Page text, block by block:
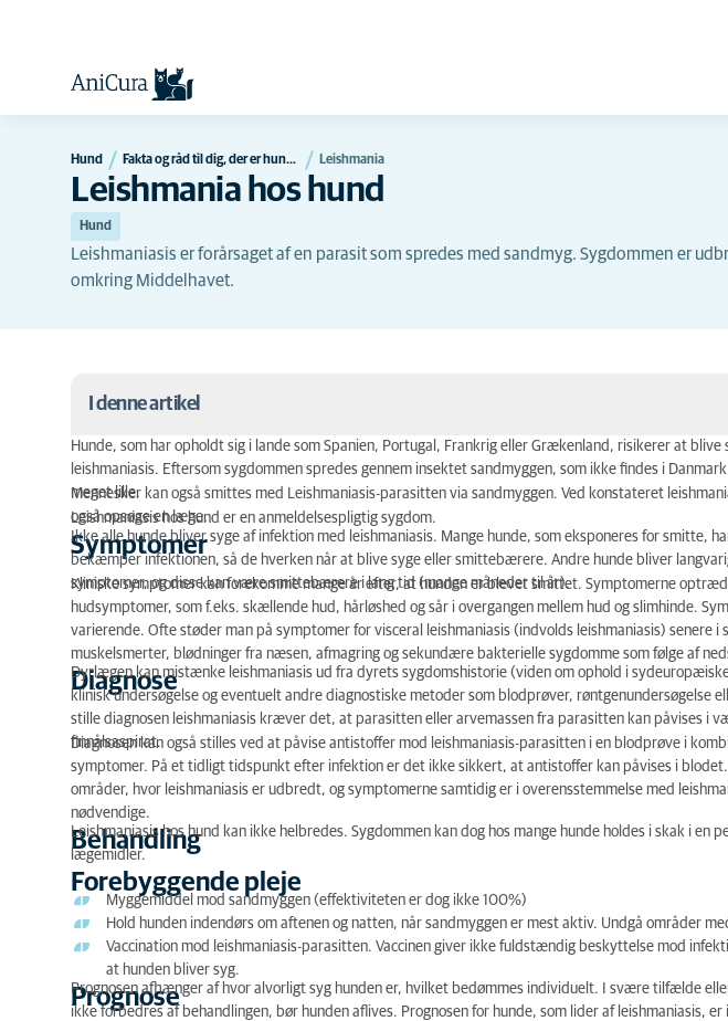
Hund Fakta og råd til dig, der er hundeejer Leishmania
Leishmania hos hund
Hund
Leishmaniasis er forårsaget af en parasit som spredes med sandmyg. Sygdommen er
omkring Middelhavet.
I denne artikel
Symptomer
Diagnose
Behandling
Forebyggende pleje
Prognose
Hunde, som har opholdt sig i lande som Spanien, Portugal, Frankrig eller Grækenland, risikerer at
leishmaniasis. Eftersom sygdommen spredes gennem insektet sandmyggen, som ikke findes i
meget lille.
Mennesker kan også smittes med Leishmaniasis-parasitten via sandmyggen. Ved konstateret
også opsøge en læge.
Leishmaniasis hos hund er en anmeldelsespligtig sygdom.
Symptomer
Ikke alle hunde bliver syge af infektion med leishmaniasis. Mange hunde, som eksponeres for smitte,
bekæmper infektionen, så de hverken når at blive syge eller smittebærere. Andre hunde bliver
symptomer, og disse kan være smittebærere i lang tid (mange måneder til år).
Kliniske symptomer kan forekomme mange år efter, at hunden er blevet smittet. Symptomerne
hudsymptomer, som f.eks. skællende hud, hårløshed og sår i overgangen mellem hud og slimhinde.
varierende. Ofte støder man på symptomer for visceral leishmaniasis (indvolds leishmaniasis) senere i
muskelsmerter, blødninger fra næsen, afmagring og sekundære bakterielle sygdomme som følge af
Diagnose
Dyrlægen kan mistænke leishmaniasis ud fra dyrets sygdomshistorie (viden om ophold i
klinisk undersøgelse og eventuelt andre diagnostiske metoder som blodprøver, røntgenundersøgelse
stille diagnosen leishmaniasis kræver det, at parasitten eller arvemassen fra parasitten kan påvises i
finnålsaspirat.
Diagnosen kan også stilles ved at påvise antistoffer mod leishmaniasis-parasitten i en blodprøve i
symptomer. På et tidligt tidspunkt efter infektion er det ikke sikkert, at antistoffer kan påvises i
områder, hvor leishmaniasis er udbredt, og symptomerne samtidig er i overensstemmelse med
nødvendige.
Behandling
Leishmaniasis hos hund kan ikke helbredes. Sygdommen kan dog hos mange hunde holdes i skak i en
lægemidler.
Forebyggende pleje
Myggemiddel mod sandmyggen (effektiviteten er dog ikke 100%)
Hold hunden indendørs om aftenen og natten, når sandmyggen er mest aktiv. Undgå områder
Vaccination mod leishmaniasis-parasitten. Vaccinen giver ikke fuldstændig beskyttelse mod
at hunden bliver syg.
Prognose
Prognosen afhænger af hvor alvorligt syg hunden er, hvilket bedømmes individuelt. I svære tilfælde
ikke forbedres af behandlingen, bør hunden aflives. Prognosen for hunde, som lider af leishmaniasis,